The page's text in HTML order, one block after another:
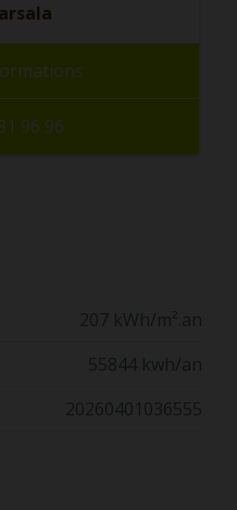
96 96
207 kWh/m².an
55844 kwh/an
20260401036555